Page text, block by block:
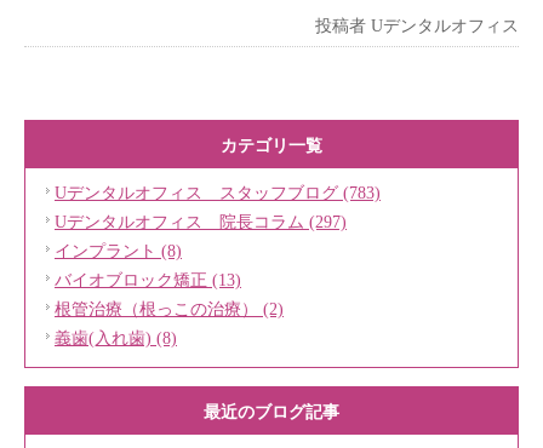
投稿者 Uデンタルオフィス
カテゴリ一覧
Uデンタルオフィス スタッフブログ (783)
Uデンタルオフィス 院長コラム (297)
インプラント (8)
バイオブロック矯正 (13)
根管治療（根っこの治療） (2)
義歯(入れ歯) (8)
最近のブログ記事